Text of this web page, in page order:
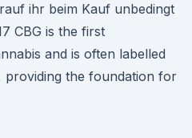
ihr beim Kauf unbedingt
CBG is the first
and is often labelled
the foundation for